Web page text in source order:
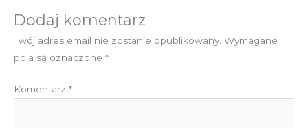
Dodaj komentarz
Twój adres email nie zostanie opublikowany. Wymagane
pola są oznaczone *
Komentarz *